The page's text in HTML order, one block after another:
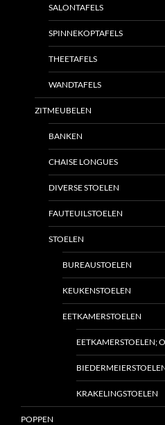
SALONTAFELS
SPINNEKOPTAFELS
THEETAFELS
WANDTAFELS
ZITMEUBELEN
BANKEN
CHAISE LONGUES
DIVERSE STOELEN
FAUTEUILSTOELEN
STOELEN
BUREAUSTOELEN
KEUKENSTOELEN
EETKAMERSTOELEN
EETKAMERSTOELEN;
KRAKELINGSTOELEN
POPPEN